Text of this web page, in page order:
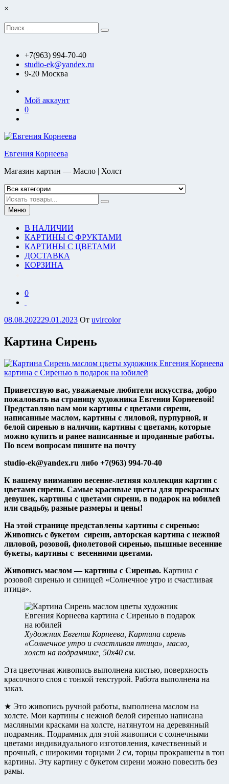
Перейти
содержимому
×
Искать:
Поиск
+7(963) 994-70-40
studio-ek@yandex.ru
9-20 Москва
Мой аккаунт
0
Евгения Корнеева
Магазин картин — Масло | Холст
Искать
Меню
В НАЛИЧИИ
КАРТИНЫ С ФРУКТАМИ
КАРТИНЫ С ЦВЕТАМИ
ДОСТАВКА
КОРЗИНА
0
Опубликовано
08.08.202229.01.2023 От uvircolor
Картина Сирень
Приветствую вас, уважаемые любители искусства, добро
пожаловать на страницу художника Евгении Корнеевой!
Представляю вам мои картины с цветами сирени,
написанные маслом, картины с лиловой, пурпурной, и
белой сиренью в наличии, картины с цветами, которые
можно купить и ранее написанные и проданные работы.
По всем вопросам пишите на почту
studio-ek@yandex.ru либо +7(963) 994-70-40
К вашему вниманию весенне-летняя коллекция картин с
цветами сирени. Самые красивые цветы для прекрасных
девушек, картины с цветами сирени, в подарок на юбилей
или свадьбу, разные размеры и цены!
На этой странице представлены картины с сиренью:
Живопись с букетом сирени, авторская картина с нежной
лиловой, розовой, фиолетовой сиренью, пышные весенние
букеты, картины с весенними цветами.
Живопись маслом — картины с Сиренью. Картина с
розовой сиренью и синицей «Солнечное утро и счастливая
птица».
Художник Евгения Корнеева, Картина сирень
«Солнечное утро и счастливая птица», масло,
холст на подрамнике, 50х40 см.
Эта цветочная живопись выполнена кистью, поверхность
красочного слоя с тонкой текстурой. Работа выполнена на
заказ.
★ Это живопись ручной работы, выполнена маслом на
холсте. Мои картины с нежной белой сиренью написана
масляными красками на холсте, натянутом на деревянный
подрамник. Подрамник для этой живописи с солнечными
цветами индивидуального изготовления, качественный и
прочный, с широкими торцами 2 см, торцы прокрашены в тон
картины. Эту картину с букетом сирени можно повесить без
рамы.